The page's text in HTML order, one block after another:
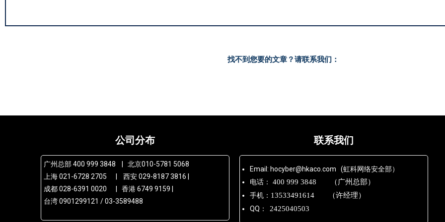
找不到您要的文章？请联系我们：
公司分布
广州总部 400 999 3848 | 北京010-5781 5068
上海 021-6728 2705 | 西安 029-8187 3816 |
成都 028-6391 0020 | 香港 6749 9159 |
台湾 0901299121 / 03-3589488
联系我们
Email: hocyber@hkaco.com (虹科网络安全部）
电话：
400 999 3848 （广州总部）
手机： 13533491614 （许经理）
QQ： 2425040503